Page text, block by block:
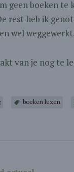
geen boeken
rest heb ik
wel
van je nog te
boeken lezen